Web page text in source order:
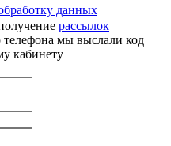
данных
рассылок
мы выслали код
кабинету